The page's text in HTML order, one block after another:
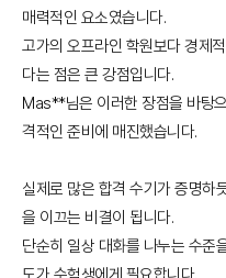
매력적인 요소였습니다.
고가의 오프라인 학원보다 경제
다는 점은 큰 강점입니다.
Mas**님은 이러한 장점을 바탕
격적인 준비에 매진했습니다.
실제로 많은 합격 수기가 증명하
을 이끄는 비결이 됩니다.
단순히 일상 대화를 나누는 수준